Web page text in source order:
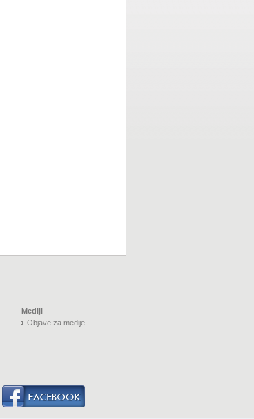
Mediji
Objave za medije